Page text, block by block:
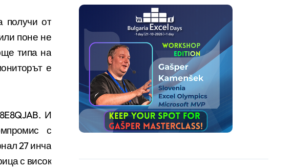
поне не
типа на
е
И
с
27 инча
с висок